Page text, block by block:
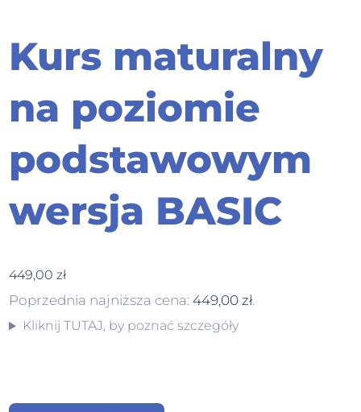
Kurs maturalny
na poziomie
podstawowym
wersja BASIC
449,00 zł
Poprzednia najniższa cena: 449,00 zł.
Kliknij TUTAJ, by poznać szczegóły